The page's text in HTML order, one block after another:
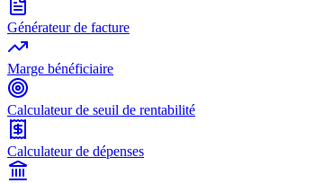
Générateur de facture
Marge bénéficiaire
Calculateur de seuil de rentabilité
Calculateur de dépenses